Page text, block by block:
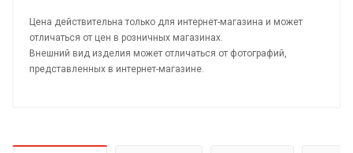
Цена действительна только для интернет-магазина и может
отличаться от цен в розничных магазинах.
Внешний вид изделия может отличаться от фотографий,
представленных в интернет-магазине.